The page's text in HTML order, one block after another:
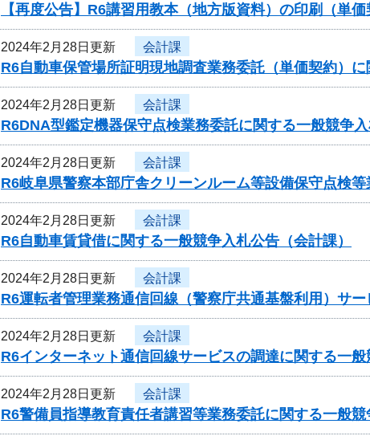
【再度公告】R6講習用教本（地方版資料）の印刷（単
2024年2月28日更新 会計課
R6自動車保管場所証明現地調査業務委託（単価契約）に
2024年2月28日更新 会計課
R6DNA型鑑定機器保守点検業務委託に関する一般競争
2024年2月28日更新 会計課
R6岐阜県警察本部庁舎クリーンルーム等設備保守点検
2024年2月28日更新 会計課
R6自動車賃貸借に関する一般競争入札公告（会計課）
2024年2月28日更新 会計課
R6運転者管理業務通信回線（警察庁共通基盤利用）サ
2024年2月28日更新 会計課
R6インターネット通信回線サービスの調達に関する一般
2024年2月28日更新 会計課
R6警備員指導教育責任者講習等業務委託に関する一般競